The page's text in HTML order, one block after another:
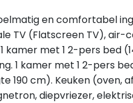
en comfortabel
TV (Flatscreen TV), air-
met 1 2-pers bed
1 kamer met 1 2-pers
190 cm). Keuken (oven,
diepvriezer,